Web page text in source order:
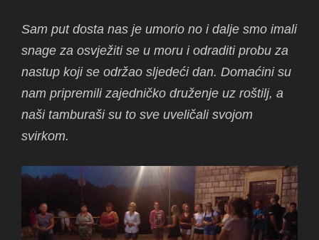
Sam put dosta nas je umorio no i dalje smo imali
snage za osvježiti se u moru i odraditi probu za
nastup koji se održao sljedeći dan. Domaćini su
nam pripremili zajedničko druženje uz roštilj, a
naši tamburaši su to sve uveličali svojom
svirkom.